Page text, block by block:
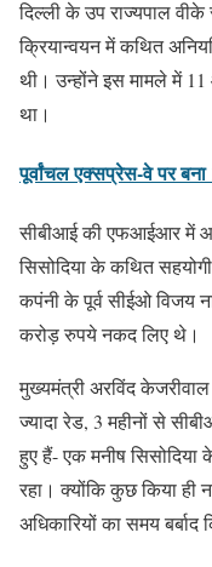
दिल्ली के उप राज्यपाल
क्रियान्वयन में कथित
थी। उन्होंने इस मामले में 11
था।
पूर्वांचल एक्सप्रेस-वे पर बना
सीबीआई की एफआईआर में
सिसोदिया के कथित
कपंनी के पूर्व सीईओ विजय
करोड़ रुपये नकद लिए थे।
मुख्यमंत्री अरविंद
ज्यादा रेड, 3 महीनों से
हुए हैं- एक मनीष
रहा। क्योंकि कुछ किया ही
अधिकारियों का समय